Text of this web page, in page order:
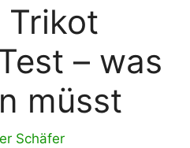
Trikot
– was
müsst
Schäfer